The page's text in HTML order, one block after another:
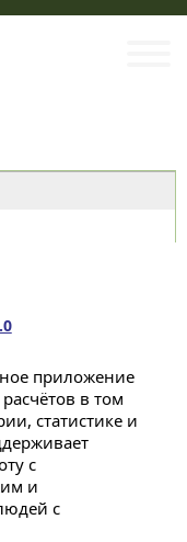
приложение
в том
статистике и
с
и
с